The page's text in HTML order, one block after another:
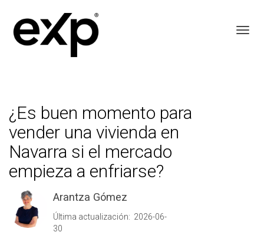
¿Es buen momento para
vender una vivienda en
Navarra si el mercado
empieza a enfriarse?
Arantza Gómez
Última actualización: 2026-06-
30